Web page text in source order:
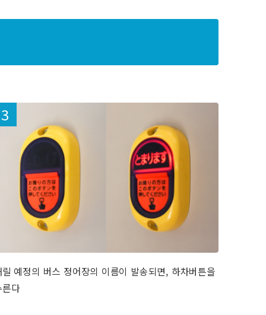
릴 예정의 버스 정어장의 이름이 발송되면, 하차버튼을
른다